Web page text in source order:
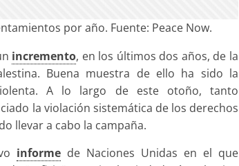
por año. Fuente: Peace Now.
incremento, en los últimos dos años, de la
Buena muestra de ello ha sido la
A lo largo de este otoño, tanto
la violación sistemática de los derechos
llevar a cabo la campaña.
informede Naciones Unidas en el que